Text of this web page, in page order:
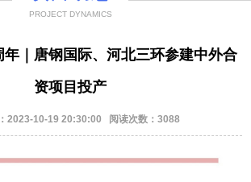
PROJECT DYNAMICS
年｜唐钢国际、河北三环参建中外合
资项目投产
2023-10-19 20:30:00 阅读次数：3088